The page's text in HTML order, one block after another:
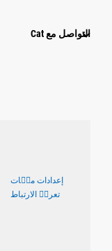
التواصل مع Cat
إعدادات ملٝات
تعريٝ الارتباط